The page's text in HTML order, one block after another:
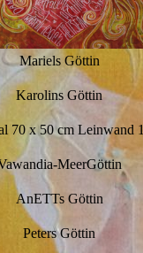
Mariels Göttin
Karolins Göttin
70 x 50 cm Leinwand
MeerGöttin
AnETTs Göttin
Peters Göttin